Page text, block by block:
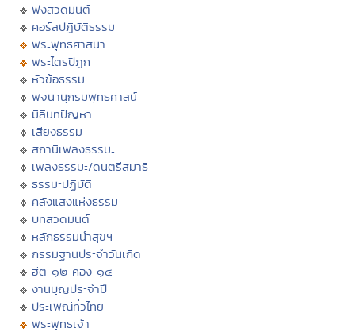
ฟังสวดมนต์
คอร์สปฏิบัติธรรม
พระพุทธศาสนา
พระไตรปิฏก
หัวข้อธรรม
พจนานุกรมพุทธศาสน์
มิลินทปัญหา
เสียงธรรม
สถานีเพลงธรรมะ
เพลงธรรมะ/ดนตรีสมาธิ
ธรรมะปฏิบัติ
คลังแสงแห่งธรรม
บทสวดมนต์
หลักธรรมนำสุขฯ
กรรมฐานประจำวันเกิด
ฮีต ๑๒ คอง ๑๔
งานบุญประจำปี
ประเพณีทั่วไทย
พระพุทธเจ้า